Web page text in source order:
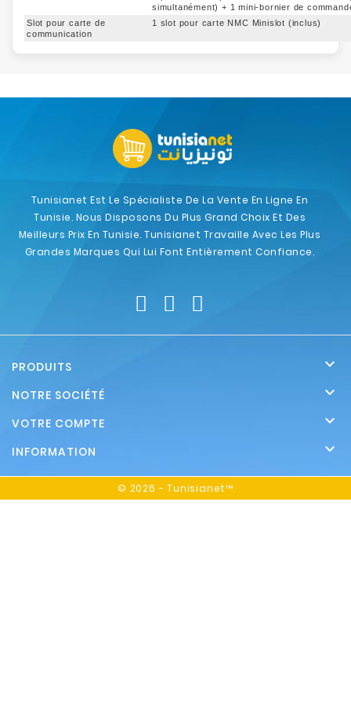
simultanément) + 1 mini-bornier de
Slot pour carte de
communication
1 slot pour carte NMC Minislot (inclus)
Tunisianet Est Le Spécialiste De La Vente En Ligne En
Tunisie. Nous Disposons Du Plus Grand Choix Et Des
Meilleurs Prix En Tunisie. Tunisianet Travaille Avec Les Plus
Grandes Marques Qui Lui Font Entièrement Confiance.
PRODUITS 
NOTRE SOCIÉTÉ 
VOTRE COMPTE 
INFORMATION 
© 2026 - Tunisianet™